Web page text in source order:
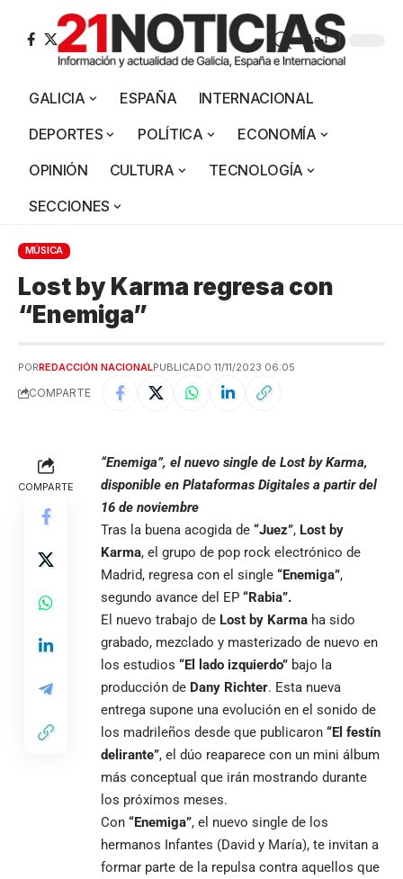
Aa
GALICIA ESPAÑA
INTERNACIONAL
DEPORTES
POLÍTICA
ECONOMÍA
OPINIÓN
CULTURA
TECNOLOGÍA
SECCIONES
MÚSICA
Lost by Karma regresa con
“Enemiga”
PORREDACCIÓN NACIONALPUBLICADO 11/11/2023 06:05
COMPARTE
COMPARTE
“Enemiga”, el nuevo single de Lost by Karma,
disponible en Plataformas Digitales a partir del
16 de noviembre
Tras la buena acogida de “Juez”, Lost by
Karma, el grupo de pop rock electrónico de
Madrid, regresa con el single “Enemiga”,
segundo avance del EP “Rabia”.
El nuevo trabajo de Lost by Karma ha sido
grabado, mezclado y masterizado de nuevo en
los estudios “El lado izquierdo” bajo la
producción de Dany Richter. Esta nueva
entrega supone una evolución en el sonido de
los madrileños desde que publicaron “El festín
delirante”, el dúo reaparece con un mini álbum
más conceptual que irán mostrando durante
los próximos meses.
Con “Enemiga”, el nuevo single de los
hermanos Infantes (David y María), te invitan a
formar parte de la repulsa contra aquellos que